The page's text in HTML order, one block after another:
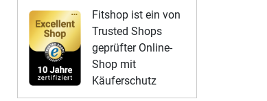
Fitshop ist ein von
Trusted Shops
geprüfter Online-
Shop mit
Käuferschutz